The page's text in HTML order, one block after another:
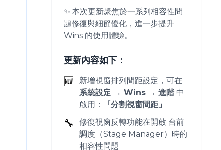
✨ 本次更新聚焦於一系列相容性問
題修復與細節優化，進一步提升
Wins 的使用體驗。
更新內容如下：
🆕
新增視窗排列間距設定，可在
系統設定 → Wins → 進階中
啟用：
「分割視窗間距」
🔧
修復視窗反轉功能在開啟 台前
調度（Stage Manager）時的
相容性問題